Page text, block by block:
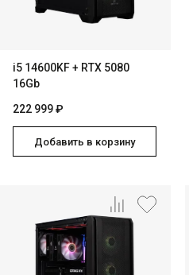
i5 14600KF + RTX 5080
16Gb
222 999 ₽
Добавить в корзину